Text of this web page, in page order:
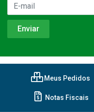
Meus Pedidos
Notas Fiscais